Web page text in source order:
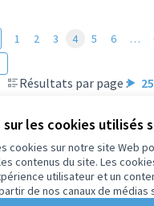
les cookies utilisés
cookies sur notre site Web
contenus du site. Les
utilisateur et un
de nos canaux de médias
Résultats par page : 25
1 2 3 4 5 6 …